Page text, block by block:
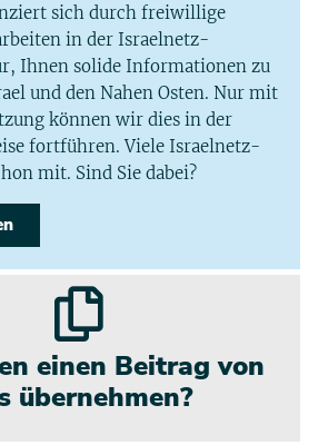
sich durch freiwillige
in der Israelnetz-
Ihnen solide Informationen zu
und den Nahen Osten. Nur mit
können wir dies in der
fortführen. Viele Israelnetz-
mit. Sind Sie dabei?
einen Beitrag von
übernehmen?